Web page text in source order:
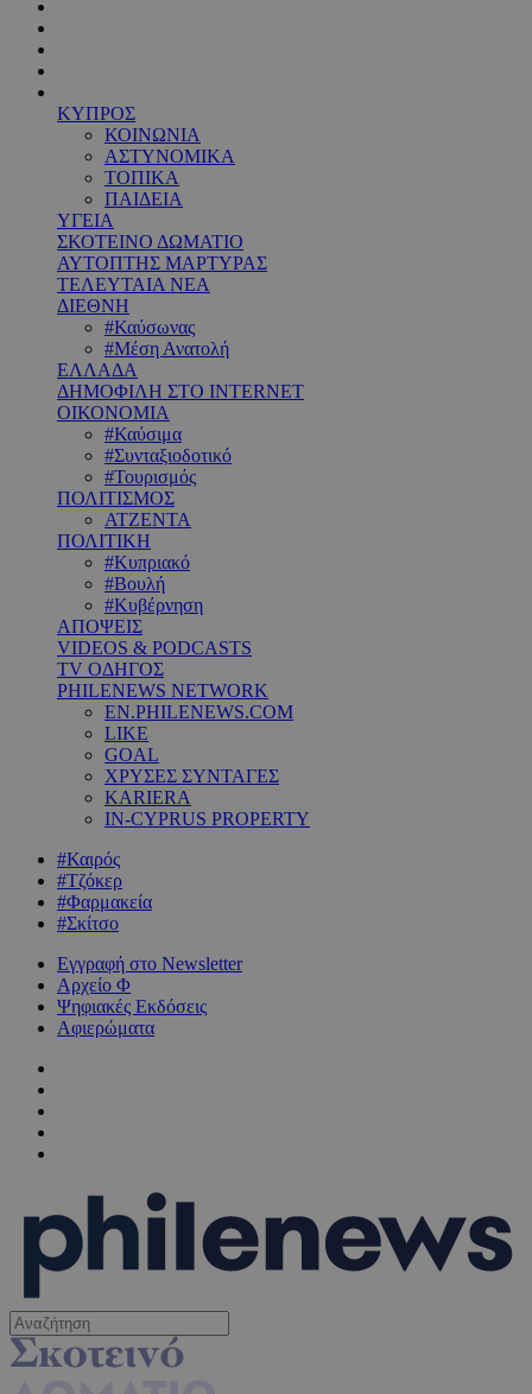
ΚΥΠΡΟΣ
ΚΟΙΝΩΝΙΑ
ΑΣΤΥΝΟΜΙΚΑ
ΤΟΠΙΚΑ
ΠΑΙΔΕΙΑ
ΥΓΕΙΑ
ΣΚΟΤΕΙΝΟ ΔΩΜΑΤΙΟ
ΑΥΤΟΠΤΗΣ ΜΑΡΤΥΡΑΣ
ΤΕΛΕΥΤΑΙΑ ΝΕΑ
ΔΙΕΘΝΗ
#Καύσωνας
#Μέση Ανατολή
ΕΛΛΑΔΑ
ΔΗΜΟΦΙΛΗ ΣΤΟ INTERNET
ΟΙΚΟΝΟΜΙΑ
#Καύσιμα
#Συνταξιοδοτικό
#Τουρισμός
ΠΟΛΙΤΙΣΜΟΣ
ΑΤΖΕΝΤΑ
ΠΟΛΙΤΙΚΗ
#Κυπριακό
#Βουλή
#Κυβέρνηση
ΑΠΟΨΕΙΣ
VIDEOS & PODCASTS
TV ΟΔΗΓΟΣ
PHILENEWS NETWORK
EN.PHILENEWS.COM
LIKE
GOAL
ΧΡΥΣΕΣ ΣΥΝΤΑΓΕΣ
KARIERA
IN-CYPRUS PROPERTY
#Καιρός
#Τζόκερ
#Φαρμακεία
#Σκίτσο
Εγγραφή στο Newsletter
Αρχείο Φ
Ψηφιακές Εκδόσεις
Αφιερώματα